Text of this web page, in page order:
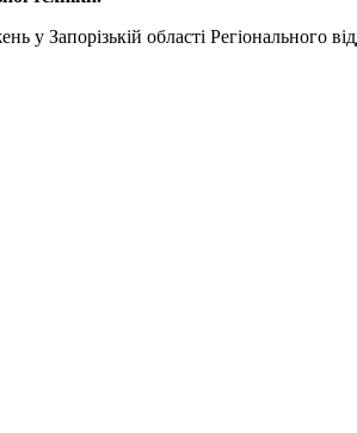
у Запорізькій області Регіонального